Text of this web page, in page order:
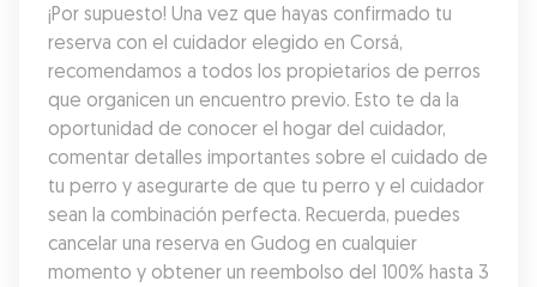
¡Por supuesto! Una vez que hayas confirmado tu
reserva con el cuidador elegido en Corsá,
recomendamos a todos los propietarios de perros
que organicen un encuentro previo. Esto te da la
oportunidad de conocer el hogar del cuidador,
comentar detalles importantes sobre el cuidado de
tu perro y asegurarte de que tu perro y el cuidador
sean la combinación perfecta. Recuerda, puedes
cancelar una reserva en Gudog en cualquier
momento y obtener un reembolso del 100% hasta 3